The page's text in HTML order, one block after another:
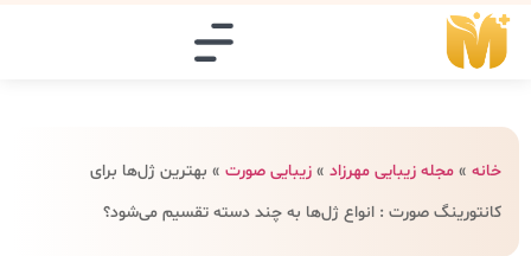
خانه » مجله زیبایی مهرزاد » زیبایی صورت » بهترین ژل‌ها برای
کانتورینگ صورت : انواع ژل‌ها به چند دسته تقسیم می‌شود؟